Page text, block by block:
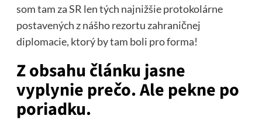
som tam za SR len tých najnižšie protokolárne
postavených z nášho rezortu zahraničnej
diplomacie, ktorý by tam boli pro forma!
Z obsahu článku jasne
vyplynie prečo. Ale pekne po
poriadku.